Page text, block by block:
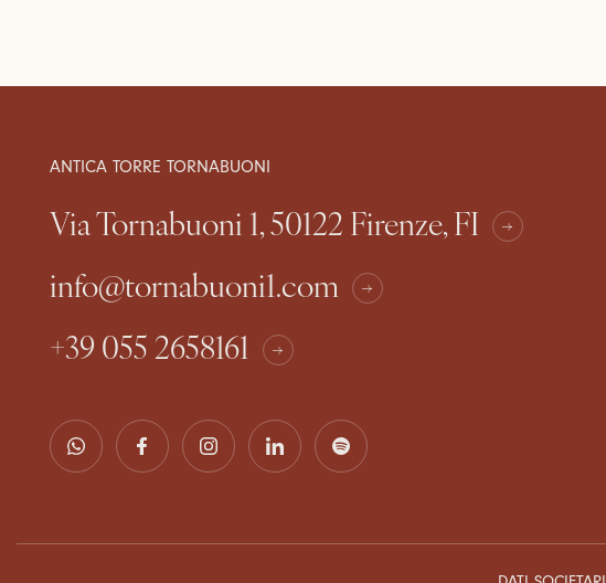
ANTICA TORRE TORNABUONI
Via Tornabuoni 1, 50122 Firenze, FI
info@tornabuoni1.com
+39 055 2658161